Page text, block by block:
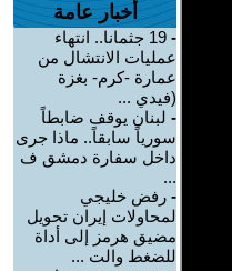
أخبار عامة
-
19 جثمانا.. انتهاء
عمليات الانتشال من
عمارة -كرم- بغزة
(فيدي ...
- لبنان يوقف ضابطاً
سورياً سابقاً.. ماذا جرى
داخل سفارة دمشق ف
...
- رفض خليجي
لمحاولات إيران تحويل
مضيق هرمز إلى أداة
للضغط والت ...